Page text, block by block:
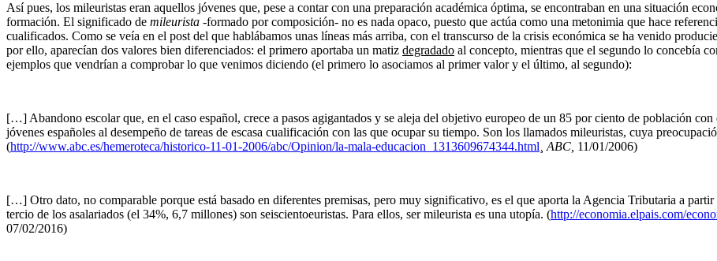
Así pues, los mileuristas eran aquellos jóvenes que, pese a contar con una preparación académica óptima, se encontraban en una situación
formación. El significado de mileurista -formado por composición- no es nada opaco, puesto que actúa como una metonimia que hace
cualificados. Como se veía en el post del que hablábamos unas líneas más arriba, con el transcurso de la crisis económica se ha venido
por ello, aparecían dos valores bien diferenciados: el primero aportaba un matiz degradado al concepto, mientras que el segundo lo concebía
ejemplos que vendrían a comprobar lo que venimos diciendo (el primero lo asociamos al primer valor y el último, al segundo):
[…] Abandono escolar que, en el caso español, crece a pasos agigantados y se aleja del objetivo europeo de un 85 por ciento de población
jóvenes españoles al desempeño de tareas de escasa cualificación con las que ocupar su tiempo. Son los llamados mileuristas, cuya
(http://www.abc.es/hemeroteca/historico-11-01-2006/abc/Opinion/la-mala-educacion_1313609674344.html¸ABC, 11/01/2006)
[…] Otro dato, no comparable porque está basado en diferentes premisas, pero muy significativo, es el que aporta la Agencia Tributaria a
tercio de los asalariados (el 34%, 6,7 millones) son seiscientoeuristas. Para ellos, ser mileurista es una utopía. (http://economia.elpais.com/
07/02/2016)